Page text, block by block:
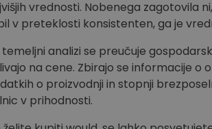
vrednosti. Nobenega zagotovila
v preteklosti konsistenten, ga je
temeljni analizi se preučuje
na cene. Zbirajo se informacije
o proizvodnji in stopnji
v prihodnosti.